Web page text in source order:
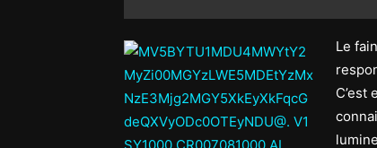
Le
C’est